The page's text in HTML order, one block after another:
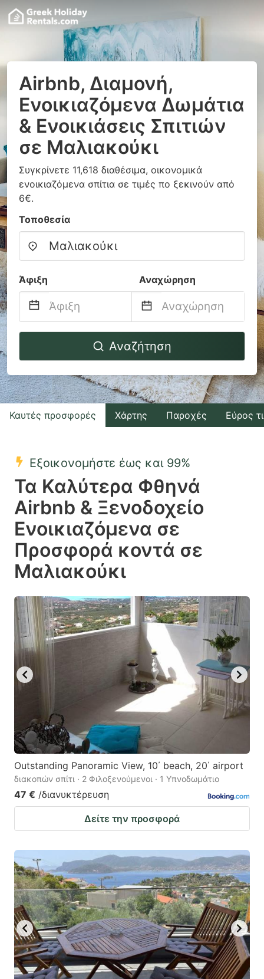
Airbnb, Διαμονή,
Ενοικιαζόμενα Δωμάτια
& Ενοικιάσεις Σπιτιών
σε Μαλιακούκι
Συγκρίνετε 11,618 διαθέσιμα, οικονομικά
ενοικιαζόμενα σπίτια σε τιμές πο ξεκινούν από
6€.
Τοποθεσία
Άφιξη Αναχώρηση
Navigate
to
interact
with
the
select
a
date.
Press
question
mark
key
to
get
the
changing
dates.
Navigate
backward
to
interact
with
the
select
a
date.
Press
the
question
key
to
get
the
keyboard
shortcuts
changing
dates.
Αναζήτηση
Καυτές προσφορές Χάρτης Παροχές Εύρος
Εξοικονομήστε έως και 99%
Τα Καλύτερα Φθηνά
Airbnb & Ξενοδοχείο
Ενοικιαζόμενα σε
Προσφορά κοντά σε
Μαλιακούκι
Outstanding Panoramic View, 10΄ beach, 20΄ airport
διακοπών σπίτι · 2 Φιλοξενούμενοι · 1 Υπνοδωμάτιο
47 € /διανυκτέρευση
Δείτε την προσφορά